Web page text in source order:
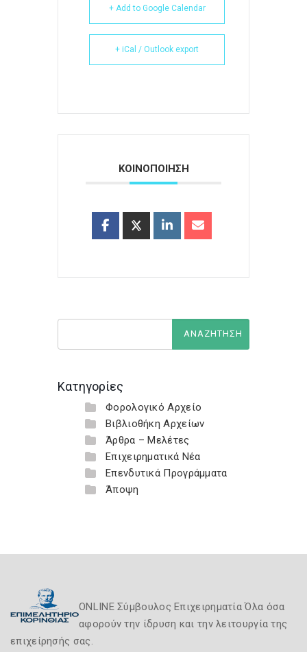
+ Add to Google Calendar
+ iCal / Outlook export
ΚΟΙΝΟΠΟΙΗΣΗ
Κατηγορίες
Φορολογικό Αρχείο
Βιβλιοθήκη Αρχείων
Άρθρα – Μελέτες
Επιχειρηματικά Νέα
Επενδυτικά Προγράμματα
Άποψη
ONLINE Σύμβουλος Επιχειρηματία Όλα όσα
αφορούν την ίδρυση και την λειτουργία της
επιχείρησής σας.